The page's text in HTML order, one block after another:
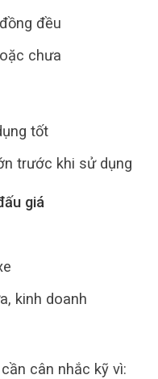
đều
chưa
tốt
trước khi sử dụng
giá
kinh doanh
cân nhắc kỹ vì: